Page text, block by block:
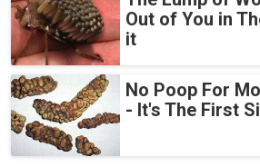
Out of You in
it
No Poop For
- It's The First